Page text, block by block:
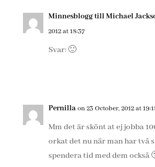
Minnesblogg till Michael
2012 at 18:37
Svar: 🙂
Pernillaon 23 October, 2012 at
Mm det är skönt at ej jobba
orkat det nu när man har två
spendera tid med dem också